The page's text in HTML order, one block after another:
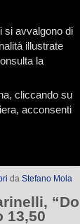
firme
da Stefano Mola
13,50
si avvalgono di
illustrate
la
cliccando su
acconsenti